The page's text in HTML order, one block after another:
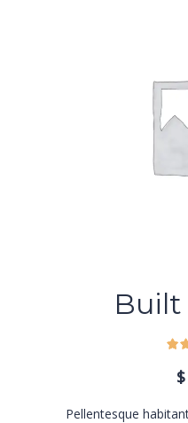
Built
$
Pellentesque